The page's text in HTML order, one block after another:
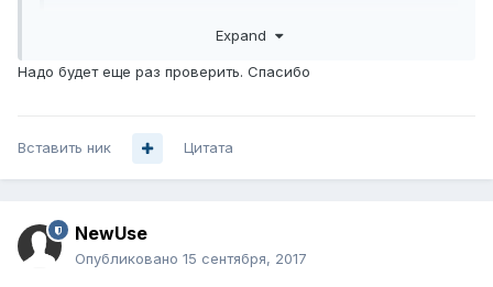
Expand
Надо будет еще раз проверить. Спасибо
Вставить ник Цитата
NewUse
Опубликовано 15 сентября, 2017